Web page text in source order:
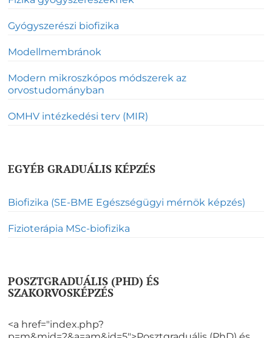
Gyógyszerészi biofizika
Modellmembránok
Modern mikroszkópos módszerek az
orvostudományban
OMHV intézkedési terv (MIR)
EGYÉB GRADUÁLIS KÉPZÉS
Biofizika (SE-BME Egészségügyi mérnök képzés)
Fizioterápia MSc-biofizika
POSZTGRADUÁLIS (PHD) ÉS
SZAKORVOSKÉPZÉS
<a href="index.php?